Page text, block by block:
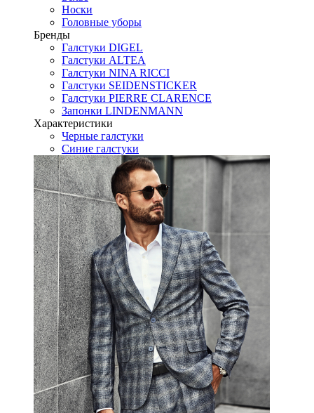
Носки
Головные уборы
Бренды
Галстуки DIGEL
Галстуки ALTEA
Галстуки NINA RICCI
Галстуки SEIDENSTICKER
Галстуки PIERRE CLARENCE
Запонки LINDENMANN
Характеристики
Черные галстуки
Синие галстуки